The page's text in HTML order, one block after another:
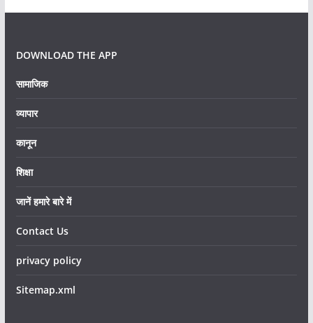
DOWNLOAD THE APP
सामाजिक
व्यापार
कानून
शिक्षा
जानें हमारे बारे में
Contact Us
privacy policy
Sitemap.xml